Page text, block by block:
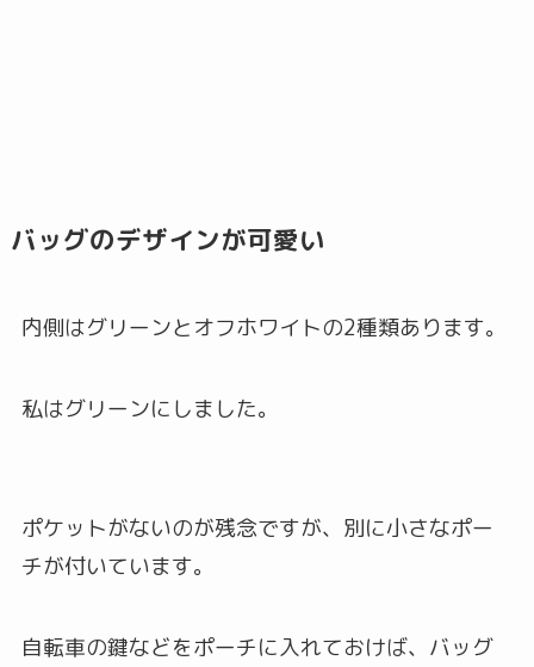
バッグのデザインが可愛い
内側はグリーンとオフホワイトの2種類あります。
私はグリーンにしました。
ポケットがないのが残念ですが、別に小さなポー
チが付いています。
自転車の鍵などをポーチに入れておけば、バッグ